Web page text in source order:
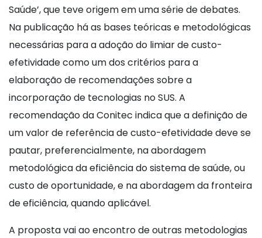
Saúde’, que teve origem em uma série de debates.
Na publicação há as bases teóricas e metodológicas
necessárias para a adoção do limiar de custo-
efetividade como um dos critérios para a
elaboração de recomendações sobre a
incorporação de tecnologias no SUS. A
recomendação da Conitec indica que a definição de
um valor de referência de custo-efetividade deve se
pautar, preferencialmente, na abordagem
metodológica da eficiência do sistema de saúde, ou
custo de oportunidade, e na abordagem da fronteira
de eficiência, quando aplicável.
A proposta vai ao encontro de outras metodologias